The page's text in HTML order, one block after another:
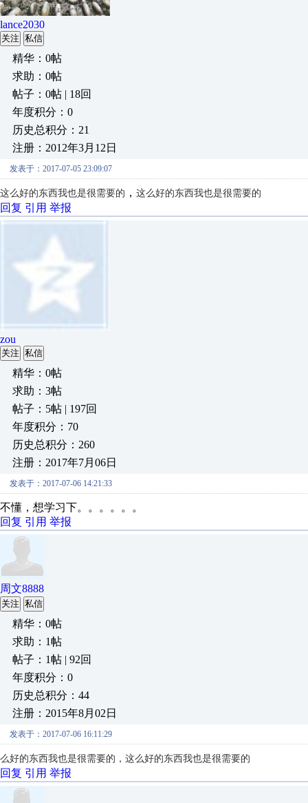
lance2030
关注 私信
精华：0帖
求助：0帖
帖子：0帖 | 18回
年度积分：0
历史总积分：21
注册：2012年3月12日
发表于：2017-07-05 23:09:07
这么好的东西我也是很需要的 ， 这么好的东西我也是很需要的
回复 引用 举报
zou
关注 私信
精华：0帖
求助：3帖
帖子：5帖 | 197回
年度积分：70
历史总积分：260
注册：2017年7月06日
发表于：2017-07-06 14:21:33
不懂，想学习下。。。。。。
回复 引用 举报
周文8888
关注 私信
精华：0帖
求助：1帖
帖子：1帖 | 92回
年度积分：0
历史总积分：44
注册：2015年8月02日
发表于：2017-07-06 16:11:29
么好的东西我也是很需要的 ， 这么好的东西我也是很需要的
回复 引用 举报